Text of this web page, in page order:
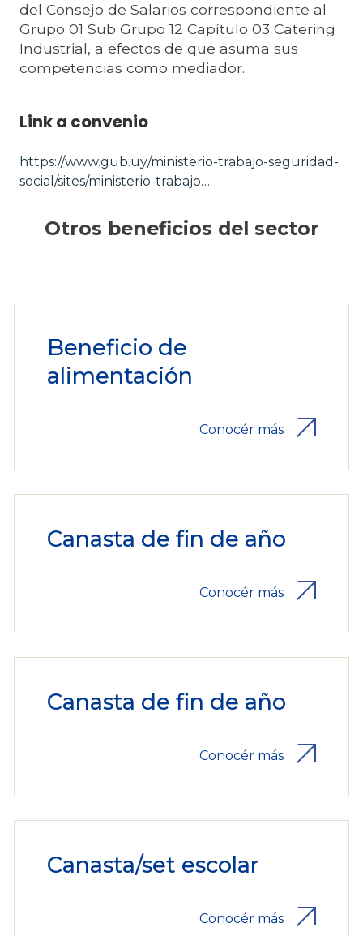
del Consejo de Salarios correspondiente al
Grupo 01 Sub Grupo 12 Capítulo 03 Catering
Industrial, a efectos de que asuma sus
competencias como mediador.
Link a convenio
https://www.gub.uy/ministerio-trabajo-seguridad-
social/sites/ministerio-trabajo…
Otros beneficios del sector
Beneficio de
alimentación
Conocér más
Canasta de fin de año
Conocér más
Canasta de fin de año
Conocér más
Canasta/set escolar
Conocér más